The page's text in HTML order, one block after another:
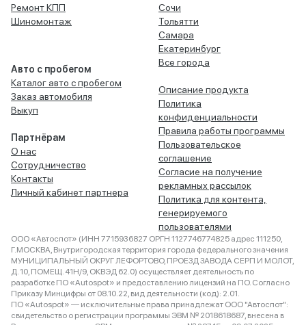
Ремонт КПП
Шиномонтаж
Авто с пробегом
Каталог авто с пробегом
Заказ автомобиля
Выкуп
Партнёрам
О нас
Сотрудничество
Контакты
Личный кабинет партнера
Сочи
Тольятти
Самара
Екатеринбург
Все города
Описание продукта
Политика
конфиденциальности
Правила работы программы
Пользовательское
соглашение
Согласие на получение
рекламных рассылок
Политика для контента,
генерируемого
пользователями
ООО «Автоспот» (ИНН 7715936827 ОРГН 1127746774825 адрес 111250,
Г.МОСКВА, Внутригородская территория города федерального значения
МУНИЦИПАЛЬНЫЙ ОКРУГ ЛЕФОРТОВО, ПРОЕЗД ЗАВОДА СЕРП И МОЛОТ,
Д. 10, ПОМЕЩ. 41Н/9, ОКВЭД 62.0) осуществляет деятельность по
разработке ПО «Autospot» и предоставлению лицензий на ПО. Согласно
Приказу Минцифры от 08.10.22, вид деятельности (код): 2.01.
ПО «Autospot» — исключительные права принадлежат ООО "Автоспот":
свидетельство о регистрации программы ЭВМ № 2018618687, внесена в